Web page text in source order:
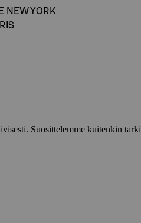
NEW YORK
Suosittelemme kuitenkin